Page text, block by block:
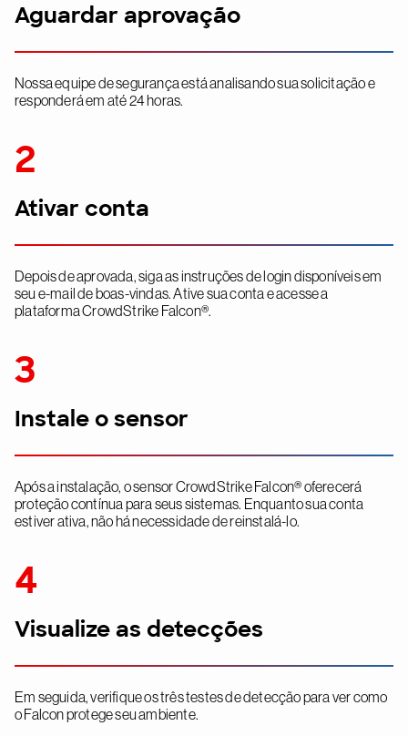
Aguardar aprovação
Nossa equipe de segurança está analisando sua solicitação e
responderá em até 24 horas.
2
Ativar conta
Depois de aprovada, siga as instruções de login disponíveis em
seu e-mail de boas-vindas. Ative sua conta e acesse a
plataforma CrowdStrike Falcon®.
3
Instale o sensor
Após a instalação, o sensor CrowdStrike Falcon® oferecerá
proteção contínua para seus sistemas. Enquanto sua conta
estiver ativa, não há necessidade de reinstalá-lo.
4
Visualize as detecções
Em seguida, verifique os três testes de detecção para ver como
o Falcon protege seu ambiente.